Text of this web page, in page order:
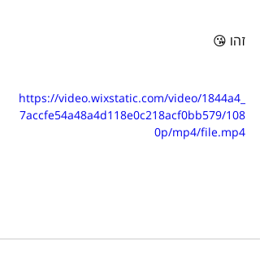
זהו 😘
https://video.wixstatic.com/video/1844a4_
7accfe54a48a4d118e0c218acf0bb579/108
0p/mp4/file.mp4